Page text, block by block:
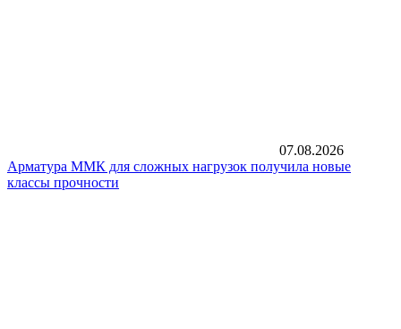
07.08.2026
Арматура ММК для сложных нагрузок получила новые
классы прочности